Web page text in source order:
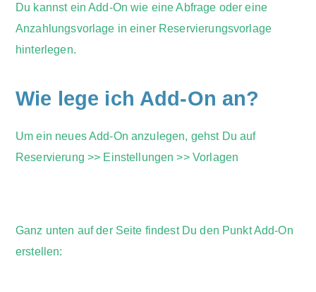
Du kannst ein Add-On wie eine Abfrage oder eine
Anzahlungsvorlage in einer Reservierungsvorlage
hinterlegen.
Wie lege ich Add-On an?
Um ein neues Add-On anzulegen, gehst Du auf
Reservierung >> Einstellungen >> Vorlagen
Ganz unten auf der Seite findest Du den Punkt Add-On
erstellen: